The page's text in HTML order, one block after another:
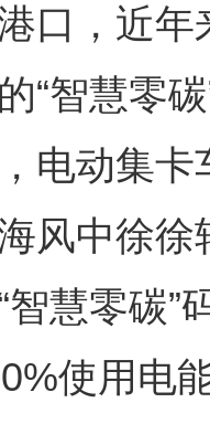
，近年
“智慧零
电动集
风中徐
智慧零碳
使用电